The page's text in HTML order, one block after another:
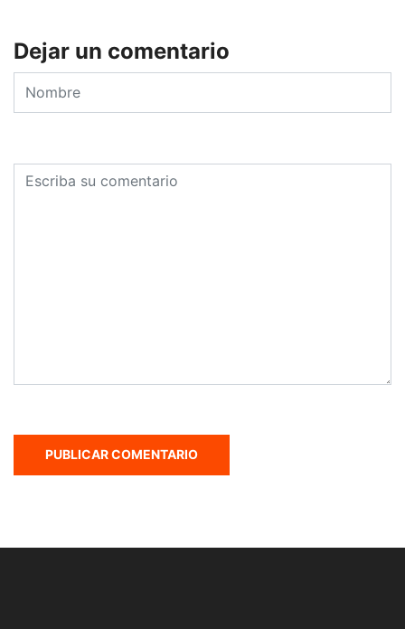
Dejar un comentario